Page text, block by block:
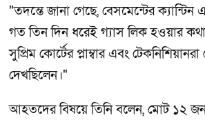
"তদন্তে জানা গেছে, বেসমেন্টের
গত তিন দিন ধরেই গ্যাস লিক হওয়ার কথা
সুপ্রিম কোর্টের প্লাম্বার এবং
দেখছিলেন।"
আহতদের বিষয়ে তিনি বলেন, মোট ১২